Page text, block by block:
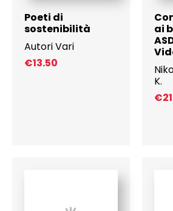
Poeti di
sostenibilità
Autori Vari
€13.50
ai
K.
€